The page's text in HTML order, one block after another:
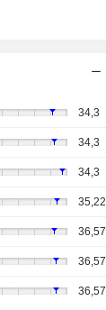
34,3
34,3
34,3
35,22
36,57
36,57
36,57